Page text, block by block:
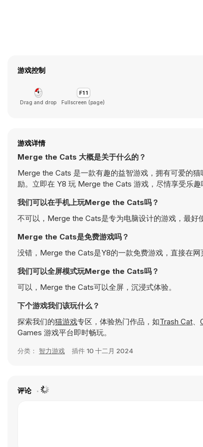
游戏控制
Drag and drop Fullscreen (page)
游戏详情
Merge the Cats 大概是关于什么的？
Merge the Cats 是一款有趣的益智游戏，拥有可爱的
励。立即在 Y8 玩 Merge the Cats 游戏，尽情享受乐趣
我们可以在手机上玩Merge the Cats吗？
不可以，Merge the Cats是专为电脑设计的游戏，最好
Merge the Cats是免费游戏吗？
没错，Merge the Cats是Y8的一款免费游戏，直接在网
我们可以全屏模式玩Merge the Cats吗？
可以，Merge the Cats可以全屏，沉浸式体验。
下个游戏我们该玩什么？
探索我们的猫游戏专区，体验热门作品，如Trash Cat、
Games 游戏平台即时畅玩。
分类： 智力游戏 插件 10 十二月 2024
评论